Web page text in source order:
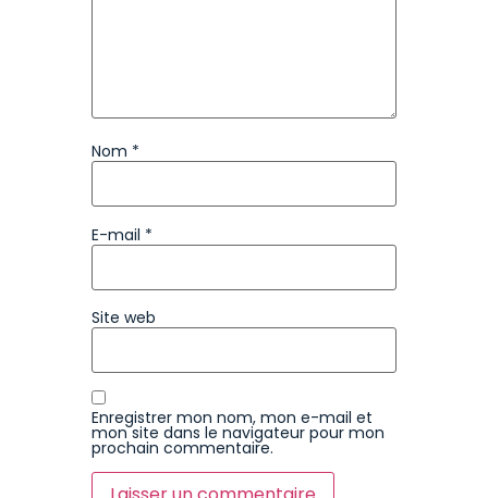
Nom *
E-mail *
Site web
Enregistrer mon nom, mon e-mail et
mon site dans le navigateur pour mon
prochain commentaire.